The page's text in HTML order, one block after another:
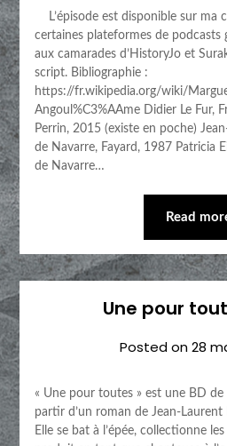
L’épisode est disponible sur ma
certaines plateformes de podcasts
aux camarades d’HistoryJo et
script. Bibliographie :
https://fr.wikipedia.org/wiki/
Angoul%C3%AAme Didier Le Fur,
Perrin, 2015 (existe en poche)
de Navarre, Fayard, 1987 Patricia
de Navarre…
Read
Une pour
Posted on28
« Une pour toutes » est une BD
partir d’un roman de Jean-
Elle se bat à l’épée, collectionne